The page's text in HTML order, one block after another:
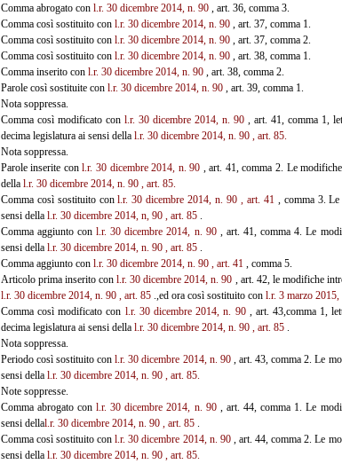
Comma abrogato con l.r. 30 dicembre 2014, n. 90, art. 36, comma 3.
Comma così sostituito con l.r. 30 dicembre 2014, n. 90, art. 37, comma 1.
Comma così sostituito con l.r. 30 dicembre 2014, n. 90, art. 37, comma 2.
Comma così sostituito con l.r. 30 dicembre 2014, n. 90, art. 38, comma 1.
Comma inserito con l.r. 30 dicembre 2014, n. 90, art. 38, comma 2.
Parole così sostituite con l.r. 30 dicembre 2014, n. 90, art. 39, comma 1.
Nota soppressa.
Comma così modificato con l.r. 30 dicembre 2014, n. 90 , art. 41, comma 1,
decima legislatura ai sensi della l.r. 30 dicembre 2014, n. 90 , art. 85.
Nota soppressa.
Parole inserite conl.r. 30 dicembre 2014, n. 90 , art. 41, comma 2. Le
della l.r. 30 dicembre 2014, n. 90 , art. 85.
Comma così sostituito conl.r. 30 dicembre 2014, n. 90 , art. 41, comma 3. Le
sensi della l.r. 30 dicembre 2014, n, 90 , art. 85.
Comma aggiunto conl.r. 30 dicembre 2014, n. 90, art. 41, comma 4. Le
sensi della l.r. 30 dicembre 2014, n. 90 , art. 85.
Comma aggiunto con l.r. 30 dicembre 2014, n. 90 , art. 41, comma 5.
Articolo prima inserito conl.r. 30 dicembre 2014, n. 90 , art. 42, le modifiche
l.r. 30 dicembre 2014, n. 90 , art. 85.,ed ora così sostituito con l.r. 3 marzo 2015,
Comma così modificato con l.r. 30 dicembre 2014, n. 90, art. 43,comma 1,
decima legislatura ai sensi della l.r. 30 dicembre 2014, n. 90 , art. 85.
Nota soppressa.
Periodo così sostituito conl.r. 30 dicembre 2014, n. 90, art. 43, comma 2. Le
sensi della l.r. 30 dicembre 2014, n. 90 , art. 85.
Note soppresse.
Comma abrogato conl.r. 30 dicembre 2014, n. 90, art. 44, comma 1. Le
sensi dellal.r. 30 dicembre 2014, n. 90 , art. 85.
Comma così sostituito conl.r. 30 dicembre 2014, n. 90, art. 44, comma 2. Le
sensi della l.r. 30 dicembre 2014, n. 90 , art. 85.